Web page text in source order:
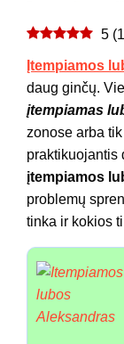
5 (1
Įtempiamos
daug ginčų.
įtempiamas
zonose arba
praktikuojantis
įtempiamos
problemų
tinka ir kokios